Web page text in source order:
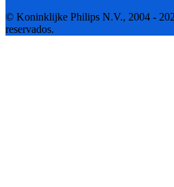
© Koninklijke Philips N.V., 2004 -
reservados.